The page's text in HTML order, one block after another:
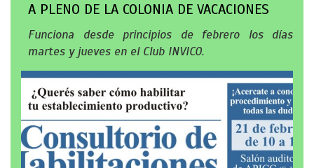
A PLENO DE LA COLONIA DE VACACIONES
Funciona desde principios de febrero los días
martes y jueves en el Club INVICO.